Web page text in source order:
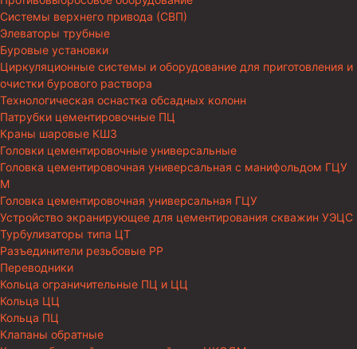
Системы верхнего привода (СВП)
Элеваторы трубные
Буровые установки
Циркуляционные системы и оборудование для приготовления и
очистки бурового раствора
Технологическая оснастка обсадных колонн
Патрубки цементировочные ПЦ
Краны шаровые КШЗ
Головки цементировочные универсальные
Головка цементировочная универсальная с манифольдом ГЦУ
М
Головка цементировочная универсальная ГЦУ
Устройство экранирующее для цементирования скважин УЭЦС
Турбулизаторы типа ЦТ
Разъединители резьбовые РР
Переводники
Кольца ограничительные ПЦ и ЦЦ
Кольца ЦЦ
Кольца ПЦ
Клапаны обратные